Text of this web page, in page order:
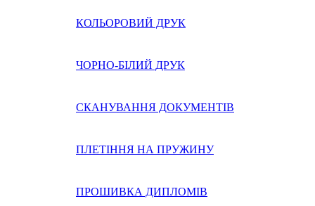
КОЛЬОРОВИЙ ДРУК
ЧОРНО-БІЛИЙ ДРУК
СКАНУВАННЯ ДОКУМЕНТІВ
ПЛЕТІННЯ НА ПРУЖИНУ
ПРОШИВКА ДИПЛОМІВ